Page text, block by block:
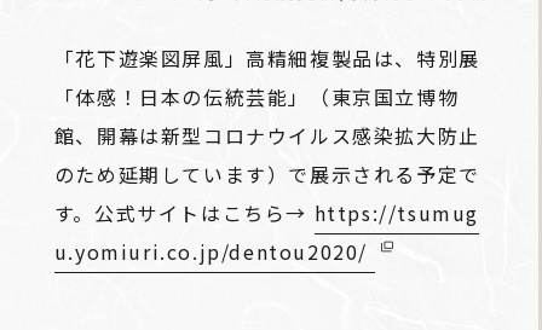
「花下遊楽図屏風」高精細複製品は、特別展
「体感！日本の伝統芸能」（東京国立博物
館、開幕は新型コロナウイルス感染拡大防止
のため延期しています）で展示される予定で
す。公式サイトはこちら→ https://tsumug
u.yomiuri.co.jp/dentou2020/